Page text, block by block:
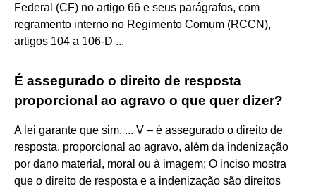
Federal (CF) no artigo 66 e seus parágrafos, com
regramento interno no Regimento Comum (RCCN),
artigos 104 a 106-D ...
É assegurado o direito de resposta
proporcional ao agravo o que quer dizer?
A lei garante que sim. ... V – é assegurado o direito de
resposta, proporcional ao agravo, além da indenização
por dano material, moral ou à imagem; O inciso mostra
que o direito de resposta e a indenização são direitos